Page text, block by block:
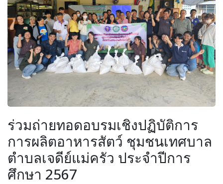
ร่วมถ่ายทอดอบรมเชิงปฏิบัติการ
การผลิตอาหารสัตว์ ชุมชนเทศบาล
ตำบลเจดีย์แม่ครัว ประจำปีการ
ศึกษา 2567